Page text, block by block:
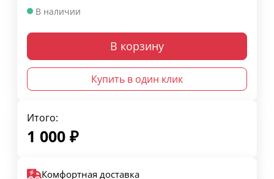
В наличии
В корзину
Купить в один клик
Итого:
1 000 ₽
Комфортная доставка